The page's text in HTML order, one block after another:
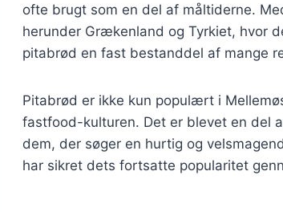
ofte brugt som en del af måltiderne.
herunder Grækenland og Tyrkiet, hvor
pitabrød en fast bestanddel af mange
Pitabrød er ikke kun populært i
fastfood-kulturen. Det er blevet en del
dem, der søger en hurtig og
har sikret dets fortsatte popularitet